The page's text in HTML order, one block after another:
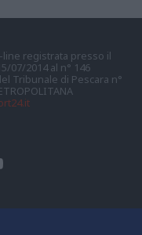
registrata presso il
07/2014 al n° 146
Tribunale di Pescara n°